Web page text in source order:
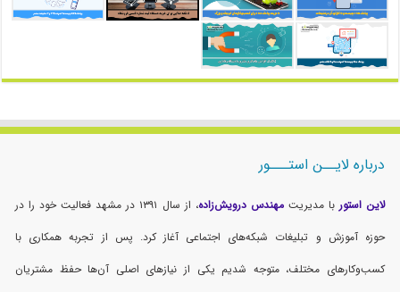
درباره لایــن استـــور
لاین استور با مدیریتمهندس درویش‌زاده
، از سال ۱۳۹۱ در مشهد فعالیت خود را در
حوزه آموزش و تبلیغات شبکه‌های اجتماعی آغاز کرد. پس از تجربه همکاری با
کسب‌وکارهای مختلف، متوجه شدیم یکی از نیازهای اصلی آن‌ها حفظ مشتریان